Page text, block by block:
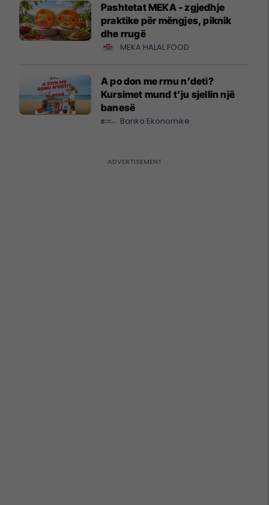
Pashtetat MEKA - zgjedhje
praktike për mëngjes, piknik
dhe rrugë
MEKA HALAL FOOD
A po don me rrnu n’deti?
Kursimet mund t’ju sjellin një
banesë
Banka Ekonomike